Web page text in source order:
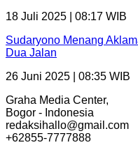
18 Juli 2025 | 08:17 WIB
Sudaryono Menang
Dua Jalan
26 Juni 2025 | 08:35 WIB
Graha Media Center,
Bogor - Indonesia
redaksihallo@gmail.com
+62855-7777888